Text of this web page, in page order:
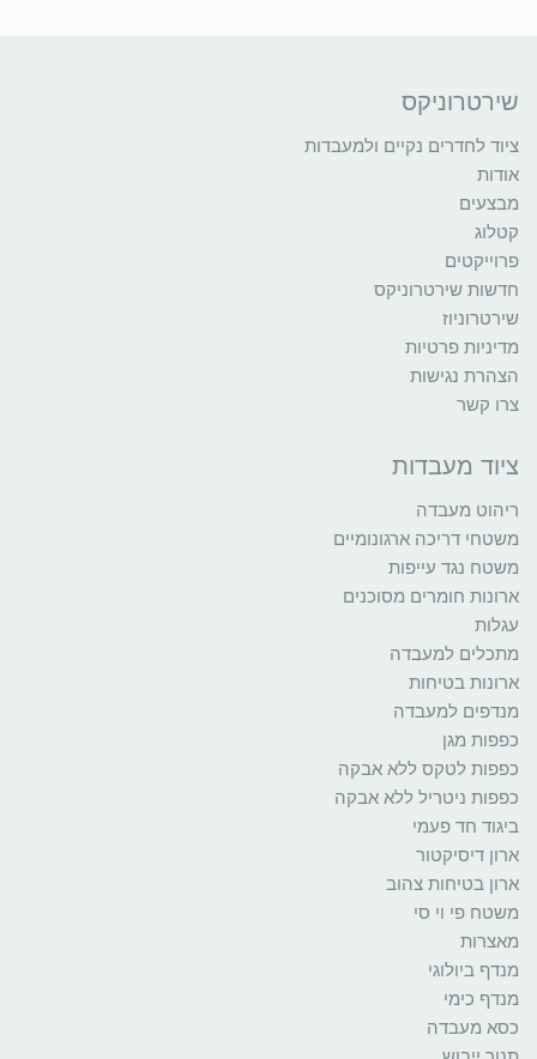
שירטרוניקס
ציוד לחדרים נקיים ולמעבדות
אודות
מבצעים
קטלוג
פרוייקטים
חדשות שירטרוניקס
שירטרוניוז
מדיניות פרטיות
הצהרת נגישות
צרו קשר
ציוד מעבדות
ריהוט מעבדה
משטחי דריכה ארגונומיים
משטח נגד עייפות
ארונות חומרים מסוכנים
עגלות
מתכלים למעבדה
ארונות בטיחות
מנדפים למעבדה
כפפות מגן
כפפות לטקס ללא אבקה
כפפות ניטריל ללא אבקה
ביגוד חד פעמי
ארון דיסיקטור
ארון בטיחות צהוב
משטח פי וי סי
מאצרות
מנדף ביולוגי
מנדף כימי
כסא מעבדה